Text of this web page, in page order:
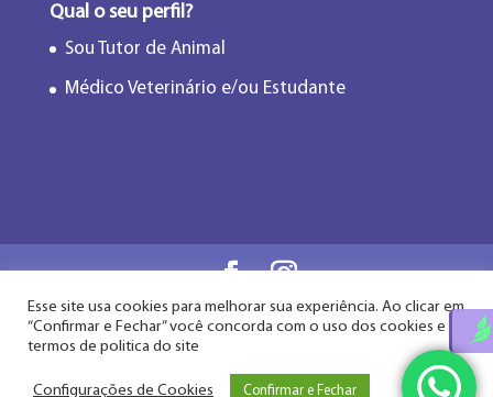
Qual o seu perfil?
Sou Tutor de Animal
Médico Veterinário e/ou Estudante
Flor de Lótus Acupuntura Veterinária® - Desde
Esse site usa cookies para melhorar sua experiência. Ao clicar em
“Confirmar e Fechar” você concorda com o uso dos cookies e
termos de politica do site
Configurações de Cookies Confirmar e Fechar